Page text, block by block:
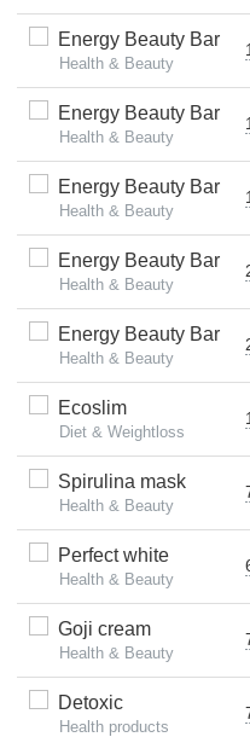
Energy Beauty Bar
Health & Beauty
Energy Beauty Bar
Health & Beauty
Energy Beauty Bar
Health & Beauty
Energy Beauty Bar
Health & Beauty
Energy Beauty Bar
Health & Beauty
Ecoslim
Diet & Weightloss
Spirulina mask
Health & Beauty
Perfect white
Health & Beauty
Goji cream
Health & Beauty
Detoxic
Health products